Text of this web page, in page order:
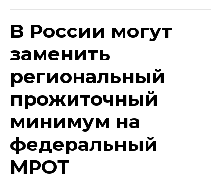
В России могут
заменить
региональный
прожиточный
минимум на
федеральный
МРОТ